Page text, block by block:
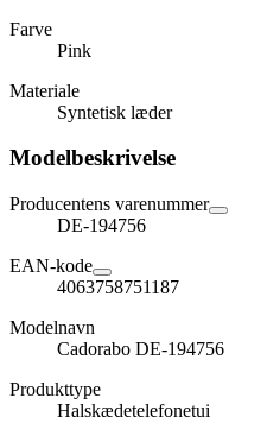
Farve
Pink
Materiale
Syntetisk læder
Modelbeskrivelse
Producentens varenummer
DE-194756
EAN-kode
4063758751187
Modelnavn
Cadorabo DE-194756
Produkttype
Halskædetelefonetui